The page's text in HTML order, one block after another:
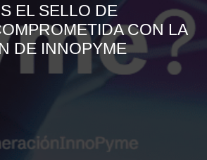
EL SELLO DE
CON LA
DE INNOPYME